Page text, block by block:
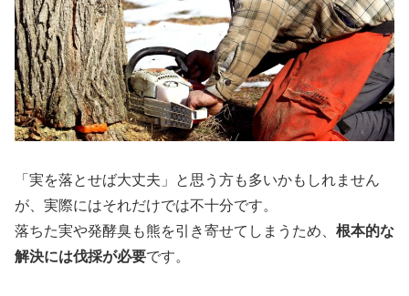
「実を落とせば大丈夫」と思う方も多いかもしれません
が、実際にはそれだけでは不十分です。
落ちた実や発酵臭も熊を引き寄せてしまうため、 根本的な
解決には伐採が必要です。